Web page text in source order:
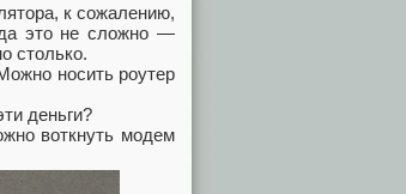
к сожалению,
это не сложно —
столько.
носить роутер
деньги?
воткнуть модем